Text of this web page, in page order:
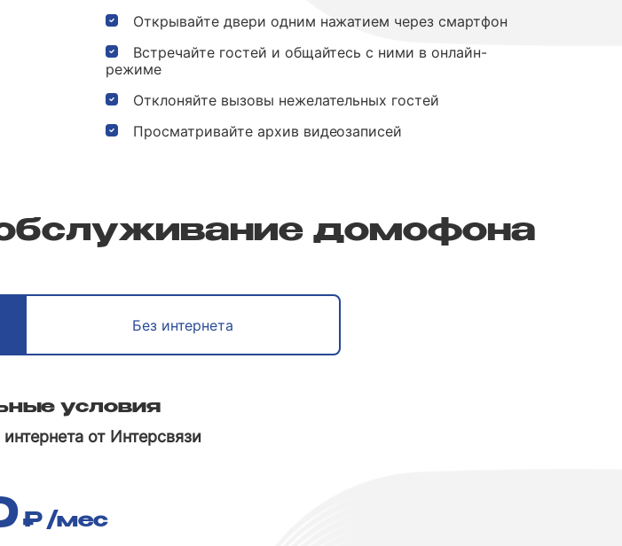
Открывайте двери одним нажатием через смартфон
Встречайте гостей и общайтесь с ними в онлайн-
режиме
Отклоняйте вызовы нежелательных гостей
Просматривайте архив видеозаписей
домофона
Без интернета
условия
от Интерсвязи
₽ /мес